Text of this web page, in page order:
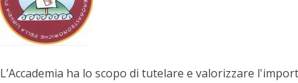
L’Accademia ha lo scopo di tutelare e valorizzare